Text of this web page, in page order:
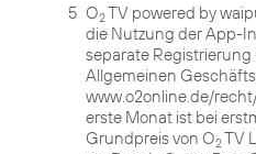
5 O2TV powered by
die Nutzung der App-
separate
Allgemeinen
www.o2online.de/
erste Monat ist bei
Grundpreis von O2TV